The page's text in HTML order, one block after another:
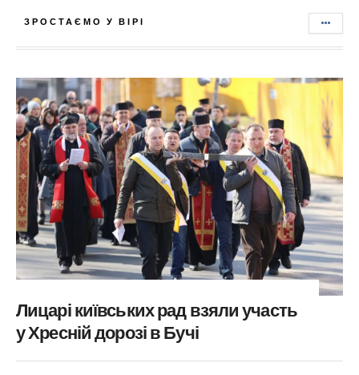
ЗРОСТАЄМО У ВІРІ
Лицарі київських рад взяли участь
у Хресній дорозі в Бучі